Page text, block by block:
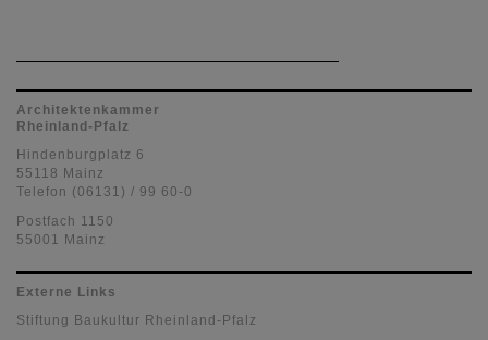
Architektenkammer
Rheinland-Pfalz
Hindenburgplatz 6
55118 Mainz
Telefon (06131) / 99 60-0
Postfach 1150
55001 Mainz
Externe Links
Stiftung Baukultur Rheinland-Pfalz